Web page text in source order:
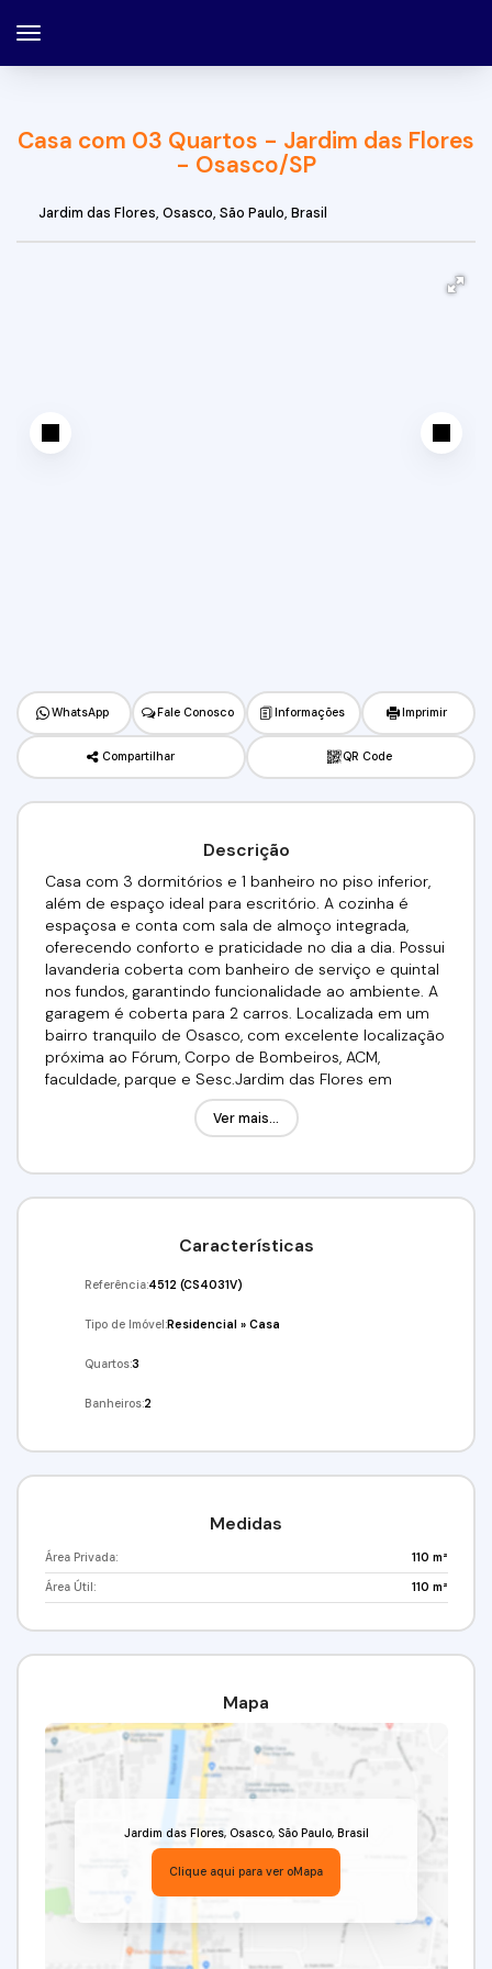
Casa com 03 Quartos - Jardim das Flores
- Osasco/SP
Jardim das Flores, Osasco, São Paulo, Brasil
WhatsApp Fale Conosco Informações Imprimir
Compartilhar QR Code
Descrição
Casa com 3 dormitórios e 1 banheiro no piso inferior,
além de espaço ideal para escritório. A cozinha é
espaçosa e conta com sala de almoço integrada,
oferecendo conforto e praticidade no dia a dia. Possui
lavanderia coberta com banheiro de serviço e quintal
nos fundos, garantindo funcionalidade ao ambiente. A
garagem é coberta para 2 carros. Localizada em um
bairro tranquilo de Osasco, com excelente localização
próxima ao Fórum, Corpo de Bombeiros, ACM,
faculdade, parque e Sesc.Jardim das Flores em
Osasco/SP é um bairro agradável, com ruas
arborizadas e bastante tranquilo e com uma ótima
importantes da cidade. A sensação é de bairro que
equilibra conveniência urbana com qualidade de
98211-2565 / (11) 97417-8061Imobiliária Alfa
Ver mais...
Características
Referência:4512 (CS4031V)
Tipo de Imóvel:Residencial »Casa
Quartos:3
Banheiros:2
Medidas
Área Privada: 110 m²
Área Útil: 110 m²
Mapa
Jardim das Flores, Osasco, São Paulo, Brasil
Clique aqui para ver oMapa